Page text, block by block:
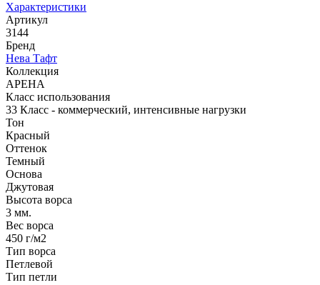
Характеристики
Артикул
3144
Бренд
Нева Тафт
Коллекция
АРЕНА
Класс использования
33 Класс - коммерческий, интенсивные нагрузки
Тон
Красный
Оттенок
Темный
Основа
Джутовая
Высота ворса
3 мм.
Вес ворса
450 г/м2
Тип ворса
Петлевой
Тип петли